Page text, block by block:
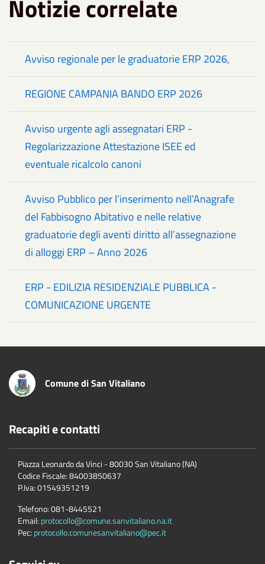
Notizie correlate
Avviso regionale per le graduatorie ERP 2026,
REGIONE CAMPANIA BANDO ERP 2026
Avviso urgente agli assegnatari ERP -
Regolarizzazione Attestazione ISEE ed
eventuale ricalcolo canoni
Avviso Pubblico per l’inserimento nell’Anagrafe
del Fabbisogno Abitativo e nelle relative
graduatorie degli aventi diritto all’assegnazione
di alloggi ERP – Anno 2026
ERP - EDILIZIA RESIDENZIALE PUBBLICA -
COMUNICAZIONE URGENTE
Comune di San Vitaliano
Recapiti e contatti
Piazza Leonardo da Vinci - 80030 San Vitaliano (NA)
Codice Fiscale:84003850637
P.Iva:01549351219
Telefono:081-8445521
Email: protocollo@comune.sanvitaliano.na.it
Pec: protocollo.comunesanvitaliano@pec.it